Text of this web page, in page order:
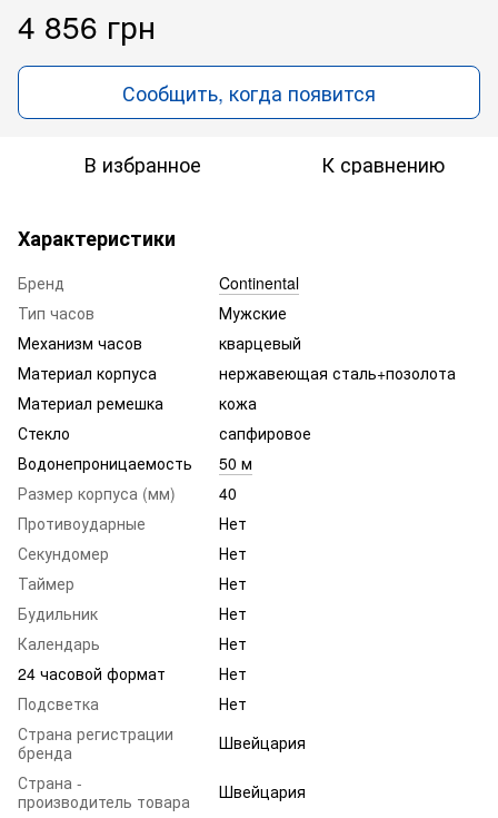
4 856 грн
Сообщить, когда появится
В избранное К сравнению
Характеристики
Бренд
Continental
Тип часов
Мужские
Механизм часов
кварцевый
Материал корпуса
нержавеющая сталь+позолота
Материал ремешка
кожа
Стекло
сапфировое
Водонепроницаемость
50 м
Размер корпуса (мм)
40
Противоударные
Нет
Секундомер
Нет
Таймер
Нет
Будильник
Нет
Календарь
Нет
24 часовой формат
Нет
Подсветка
Нет
Страна регистрации
бренда
Швейцария
Страна -
производитель товара
Швейцария